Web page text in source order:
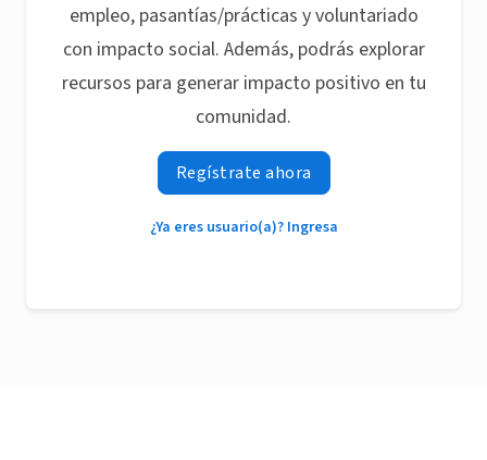
empleo, pasantías/prácticas y voluntariado
con impacto social. Además, podrás explorar
recursos para generar impacto positivo en tu
comunidad.
Regístrate ahora
¿Ya eres usuario(a)? Ingresa